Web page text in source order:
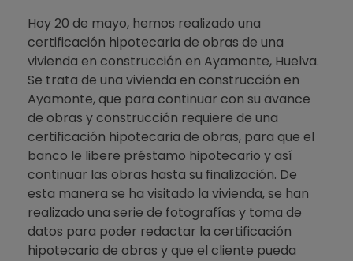
Hoy 20 de mayo, hemos realizado una
certificación hipotecaria de obras de una
vivienda en construcción en Ayamonte, Huelva.
Se trata de una vivienda en construcción en
Ayamonte, que para continuar con su avance
de obras y construcción requiere de una
certificación hipotecaria de obras, para que el
banco le libere préstamo hipotecario y así
continuar las obras hasta su finalización. De
esta manera se ha visitado la vivienda, se han
realizado una serie de fotografías y toma de
datos para poder redactar la certificación
hipotecaria de obras y que el cliente pueda